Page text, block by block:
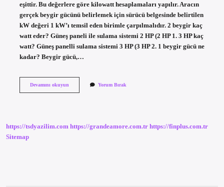
eşittir. Bu değerlere göre kilowatt hesaplamaları yapılır. Aracın
gerçek beygir gücünü belirlemek için sürücü belgesinde belirtilen
kW değeri 1 kW’ı temsil eden birimle çarpılmalıdır. 2 beygir kaç
watt eder? Güneş paneli ile sulama sistemi 2 HP (2 HP 1. 3 HP kaç
watt? Güneş panelli sulama sistemi 3 HP (3 HP 2. 1 beygir gücü ne
kadar? Beygir gücü,…
Devamını okuyun1
Yorum Bırak
https://tsdyazilim.com https://grandeamore.com.tr https://finplus.com.tr
Sitemap